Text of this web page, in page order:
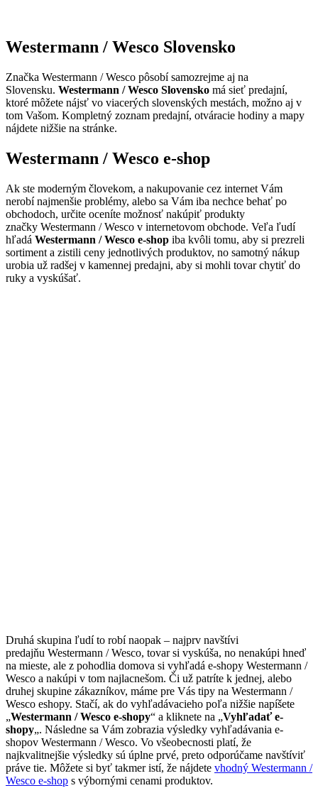
Westermann / Wesco Slovensko
Značka Westermann / Wesco pôsobí samozrejme aj na
Slovensku. Westermann / Wesco Slovensko má sieť predajní,
ktoré môžete nájsť vo viacerých slovenských mestách, možno aj v
tom Vašom. Kompletný zoznam predajní, otváracie hodiny a mapy
nájdete nižšie na stránke.
Westermann / Wesco e-shop
Ak ste moderným človekom, a nakupovanie cez internet Vám
nerobí najmenšie problémy, alebo sa Vám iba nechce behať po
obchodoch, určite oceníte možnosť nakúpiť produkty
značky Westermann / Wesco v internetovom obchode. Veľa ľudí
hľadá Westermann / Wesco e-shop iba kvôli tomu, aby si prezreli
sortiment a zistili ceny jednotlivých produktov, no samotný nákup
urobia už radšej v kamennej predajni, aby si mohli tovar chytiť do
ruky a vyskúšať.
Druhá skupina ľudí to robí naopak – najprv navštívi
predajňu Westermann / Wesco, tovar si vyskúša, no nenakúpi hneď
na mieste, ale z pohodlia domova si vyhľadá e-shopy Westermann /
Wesco a nakúpi v tom najlacnešom. Či už patríte k jednej, alebo
druhej skupine zákazníkov, máme pre Vás tipy na Westermann /
Wesco eshopy. Stačí, ak do vyhľadávacieho poľa nižšie napíšete
„Westermann / Wesco e-shopy“ a kliknete na „Vyhľadať e-
shopy„. Následne sa Vám zobrazia výsledky vyhľadávania e-
shopov Westermann / Wesco. Vo všeobecnosti platí, že
najkvalitnejšie výsledky sú úplne prvé, preto odporúčame navštíviť
práve tie. Môžete si byť takmer istí, že nájdete vhodný Westermann /
Wesco e-shop s výbornými cenami produktov.